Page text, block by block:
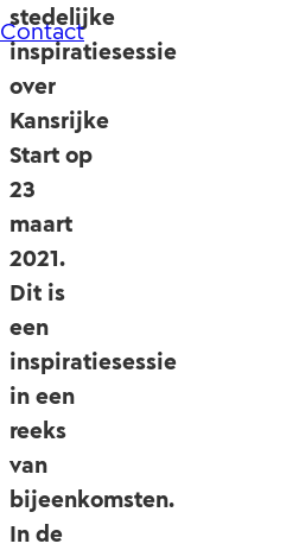
Contact
stedelijke
inspiratiesessie
over
Kansrijke
Start op
23
maart
2021.
Dit is
een
inspiratiesessie
in een
reeks
van
bijeenkomsten.
In de